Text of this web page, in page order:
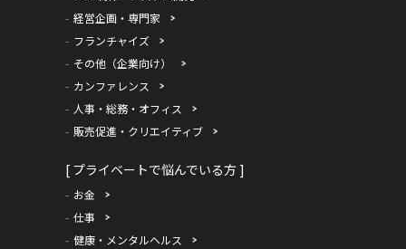
経営企画・専門家
フランチャイズ
その他（企業向け）
カンファレンス
人事・総務・オフィス
販売促進・クリエイティブ
[ プライベートで悩んでいる方 ]
お金
仕事
健康・メンタルヘルス